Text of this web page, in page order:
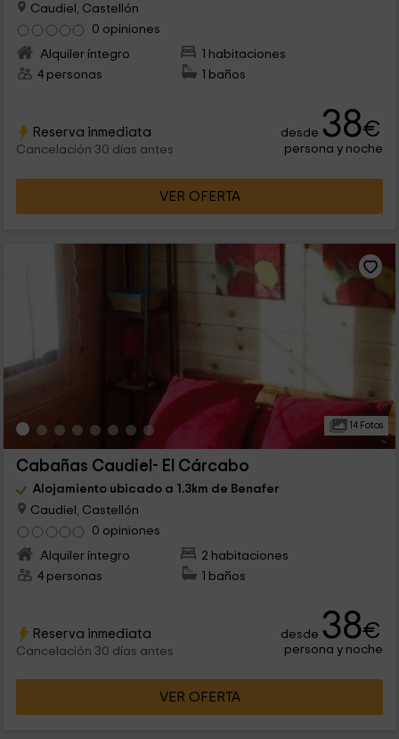
Caudiel, Castellón
0 opiniones
Alquiler íntegro
1 habitaciones
4 personas
1 baños
Reserva inmediata
Cancelación 30 días antes
desde 38€
persona y noche
VER OFERTA
14 Fotos
Cabañas Caudiel- El Cárcabo
Alojamiento ubicado a 1.3km de Benafer
Caudiel, Castellón
0 opiniones
Alquiler íntegro
2 habitaciones
4 personas
1 baños
Reserva inmediata
Cancelación 30 días antes
desde 38€
persona y noche
VER OFERTA